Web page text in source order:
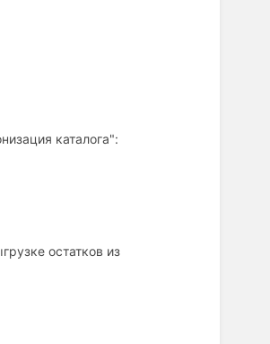
каталога":
остатков из